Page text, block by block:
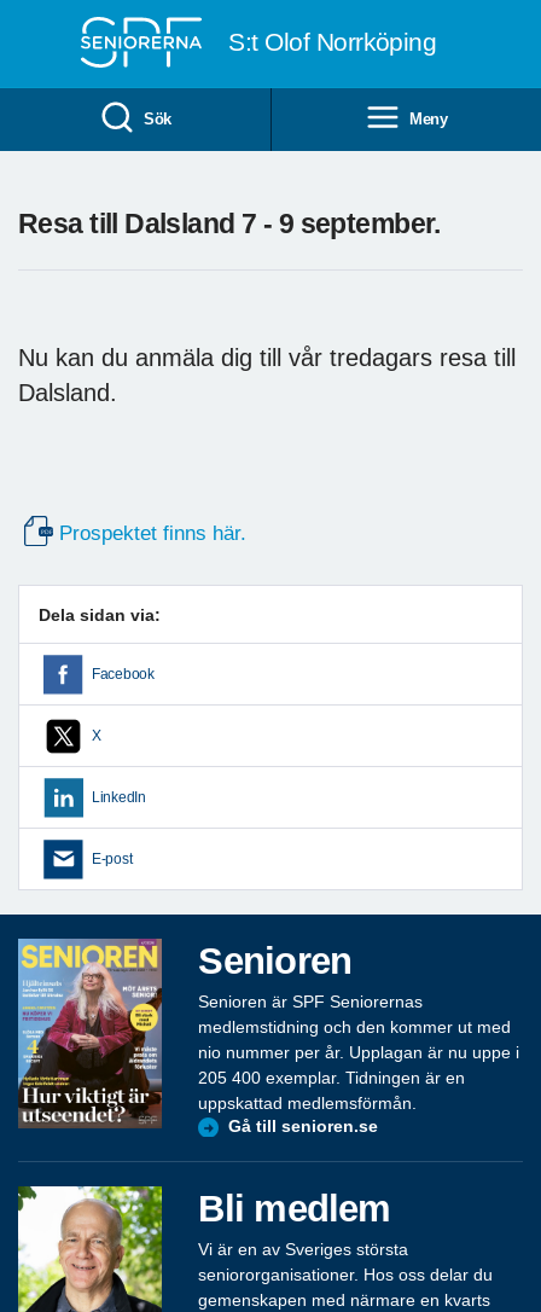
S:t Olof Norrköping
Sök Meny
Resa till Dalsland 7 - 9 september.
Nu kan du anmäla dig till vår tredagars resa till
Dalsland.
Prospektet finns här.
Dela sidan via:
Facebook
X
LinkedIn
E-post
Senioren
Senioren är SPF Seniorernas
medlemstidning och den kommer ut med
nio nummer per år. Upplagan är nu uppe i
205 400 exemplar. Tidningen är en
uppskattad medlemsförmån.
Gå till senioren.se
Bli medlem
Vi är en av Sveriges största
seniororganisationer. Hos oss delar du
gemenskapen med närmare en kvarts